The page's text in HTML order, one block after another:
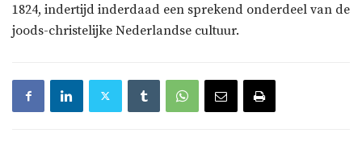
1824, indertijd inderdaad een sprekend onderdeel van de
joods-christelijke Nederlandse cultuur.